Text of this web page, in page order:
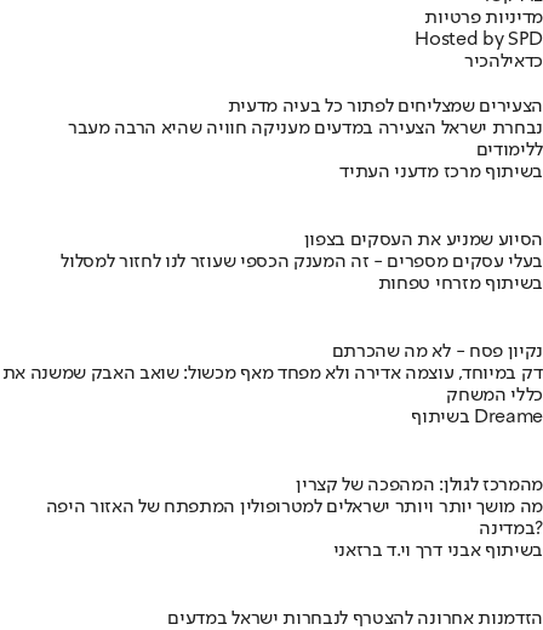
מדיניות פרטיות
Hosted by SPD
כדאילהכיר
הצעירים שמצליחים לפתור כל בעיה מדעית
נבחרת ישראל הצעירה במדעים מעניקה חוויה שהיא הרבה מעבר
ללימודים
בשיתוף מרכז מדעני העתיד
הסיוע שמניע את העסקים בצפון
בעלי עסקים מספרים - זה המענק הכספי שעוזר לנו לחזור למסלול
בשיתוף מזרחי טפחות
נקיון פסח - לא מה שהכרתם
דק במיוחד, עוצמה אדירה ולא מפחד מאף מכשול: שואב האבק שמשנה את
כללי המשחק
בשיתוף Dreame
מהמרכז לגולן: המהפכה של קצרין
מה מושך יותר ויותר ישראלים למטרופולין המתפתח של האזור היפה
במדינה?
בשיתוף אבני דרך וי.ד ברזאני
הזדמנות אחרונה להצטרף לנבחרות ישראל במדעים